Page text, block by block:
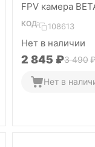
FPV камера
КОД: 108613
Нет в наличии
2 845 ₽3 490₽
Нет в